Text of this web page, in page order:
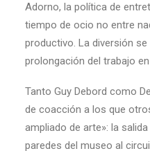
Adorno, la política de
tiempo de ocio no entre
productivo. La diversión
prolongación del trabajo
Tanto Guy Debord como
de coacción a los que
ampliado de arte»: la
paredes del museo al